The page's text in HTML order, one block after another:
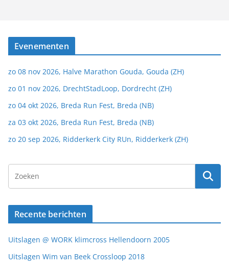
Evenementen
zo 08 nov 2026, Halve Marathon Gouda, Gouda (ZH)
zo 01 nov 2026, DrechtStadLoop, Dordrecht (ZH)
zo 04 okt 2026, Breda Run Fest, Breda (NB)
za 03 okt 2026, Breda Run Fest, Breda (NB)
zo 20 sep 2026, Ridderkerk City RUn, Ridderkerk (ZH)
Recente berichten
Uitslagen @ WORK klimcross Hellendoorn 2005
Uitslagen Wim van Beek Crossloop 2018